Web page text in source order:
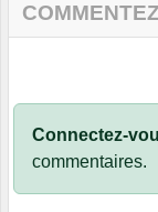
Connectez-
commentaires.